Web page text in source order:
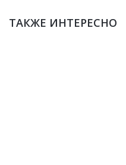
ТАКЖЕ ИНТЕРЕСНО